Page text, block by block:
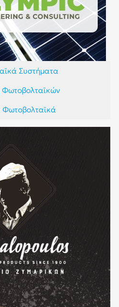
Συστήματα
Φωτοβολταϊκών
Φωτοβολταϊκά